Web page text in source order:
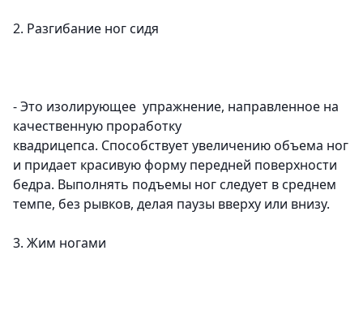
2. Разгибание ног сидя
- Это изолирующее упражнение, направленное на
качественную проработку
квадрицепса. Способствует увеличению объема ног
и придает красивую форму передней поверхности
бедра. Выполнять подъемы ног следует в среднем
темпе, без рывков, делая паузы вверху или внизу.
3. Жим ногами